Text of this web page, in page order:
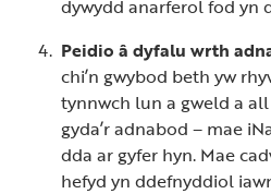
dywydd anarferol fod yn
Peidio â dyfalu wrth
chi’n gwybod beth yw
tynnwch lun a gweld a
gyda’r adnabod – mae
dda ar gyfer hyn. Mae
hefyd yn ddefnyddiol